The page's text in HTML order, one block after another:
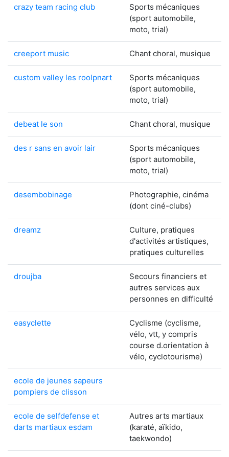
crazy team racing club
Sports mécaniques
(sport automobile,
moto, trial)
creeport music Chant choral, musique
custom valley les roolpnart
Sports mécaniques
(sport automobile,
moto, trial)
debeat le son Chant choral, musique
des r sans en avoir lair
Sports mécaniques
(sport automobile,
moto, trial)
desembobinage
Photographie, cinéma
(dont ciné-clubs)
dreamz
Culture, pratiques
d'activités artistiques,
pratiques culturelles
droujba
Secours financiers et
autres services aux
personnes en difficulté
easyclette
Cyclisme (cyclisme,
vélo, vtt, y compris
course d.orientation à
vélo, cyclotourisme)
ecole de jeunes sapeurs
pompiers de clisson
ecole de selfdefense et
darts martiaux esdam
Autres arts martiaux
(karaté, aïkido,
taekwondo)